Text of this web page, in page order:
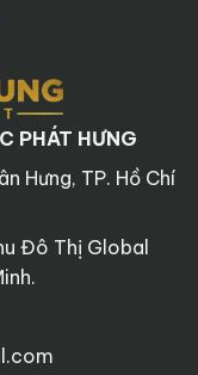
PHÁT HƯNG
Hưng, TP. Hồ Chí
Đô Thị Global